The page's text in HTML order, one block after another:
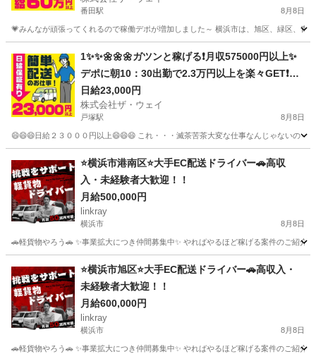
番田駅 8月8日
💗みんなが頑張ってくれるので稼働デポが増加しました～ 横浜市は、旭区、緑区、
番田駅 ネットスーパー
1✨✨🌼🌼🌼ガツンと稼げる❗️月収575000円以上✨
デポに朝10：30出勤で2.3万円以上を楽々GET❗️お
寝坊さん大集合🎵軽貨物ドライバー🌸🌸
日給23,000円
株式会社ザ・ウェイ
戸塚駅 8月8日
😄😄😄日給２３０００円以上😄😄😄 これ・・・滅茶苦茶大変な仕事なんじゃないの
戸塚駅 ドライバー ネットスーパー
⭐️横浜市港南区⭐️大手EC配送ドライバー🚗高収
入・未経験者大歓迎！！
月給500,000円
linkray
横浜市 8月8日
🚗軽貨物やろう🚗 ✨事業拡大につき仲間募集中✨ やればやるほど稼げる案件のご紹
ドライバー 荷物
⭐️横浜市旭区⭐️大手EC配送ドライバー🚗高収入・
未経験者大歓迎！！
月給600,000円
linkray
横浜市 8月8日
🚗軽貨物やろう🚗 ✨事業拡大につき仲間募集中✨ やればやるほど稼げる案件のご紹